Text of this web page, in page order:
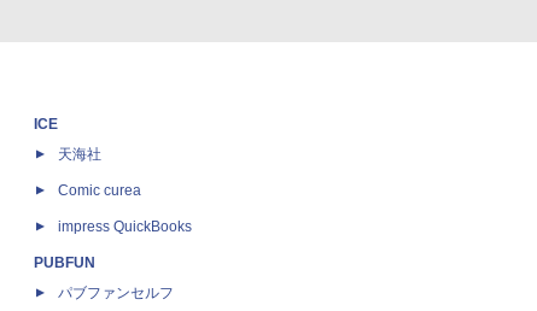
ICE
天海社
Comic curea
impress QuickBooks
PUBFUN
パブファンセルフ